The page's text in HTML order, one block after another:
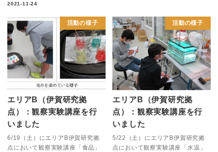
2021-11-24
活動の様子
エリアB（伊賀研究拠
点）：観察実験講座を行
いました
6/19（土）にエリアB伊賀研究拠
点において観察実験講座「食品」
活動の様子
エリアB（伊賀研究拠
点）：観察実験講座を行
いました
5/22（土）にエリアB伊賀研究拠
点において観察実験講座「水温」